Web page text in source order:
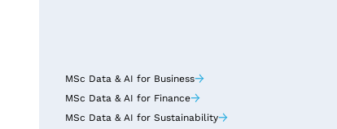
MSc Data & AI for Business→
MSc Data & AI for Finance→
MSc Data & AI for Sustainability→